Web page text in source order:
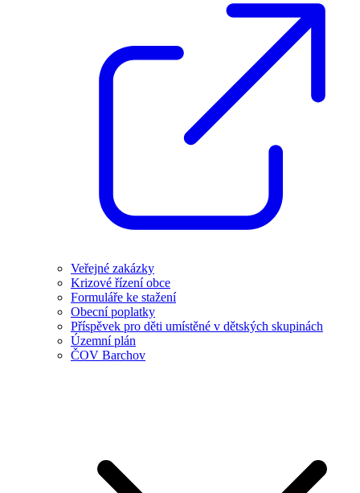
Veřejné zakázky
Krizové řízení obce
Formuláře ke stažení
Obecní poplatky
Příspěvek pro děti umístěné v dětských skupinách
Územní plán
ČOV Barchov